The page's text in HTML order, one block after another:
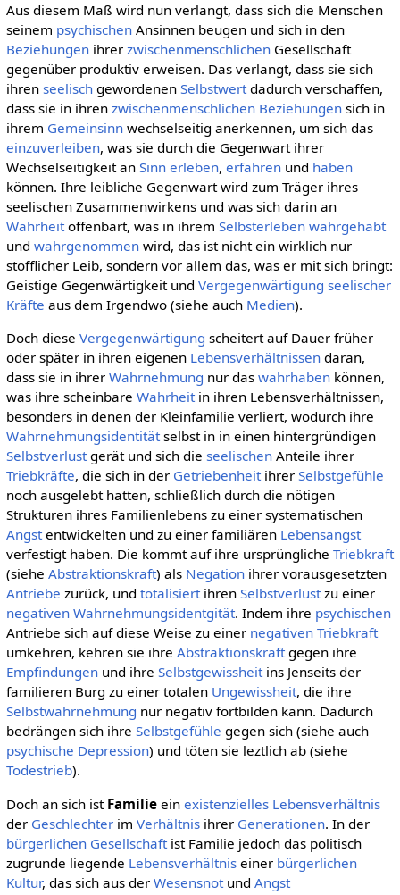
Aus diesem Maß wird nun verlangt, dass sich die Menschen
seinem psychischenAnsinnen beugen und sich in den
Beziehungenihrer zwischenmenschlichenGesellschaft
gegenüber produktiv erweisen. Das verlangt, dass sie sich
ihren seelischgewordenen Selbstwertdadurch verschaffen,
dass sie in ihren zwischenmenschlichen Beziehungensich in
ihrem Gemeinsinnwechselseitig anerkennen, um sich das
einzuverleiben, was sie durch die Gegenwart ihrer
Wechselseitigkeit an Sinn erleben, erfahrenund haben
können. Ihre leibliche Gegenwart wird zum Träger ihres
seelischen Zusammenwirkens und was sich darin an
Wahrheitoffenbart, was in ihrem Selbsterleben wahrgehabt
und wahrgenommenwird, das ist nicht ein wirklich nur
stofflicher Leib, sondern vor allem das, was er mit sich bringt:
Geistige Gegenwärtigkeit und Vergegenwärtigung seelischer
Kräfte aus dem Irgendwo (siehe auch Medien).
Doch diese Vergegenwärtigung scheitert auf Dauer früher
oder später in ihren eigenen Lebensverhältnissendaran,
dass sie in ihrer Wahrnehmung nur das wahrhabenkönnen,
was ihre scheinbare Wahrheitin ihren Lebensverhältnissen,
besonders in denen der Kleinfamilie verliert, wodurch ihre
Wahrnehmungsidentitätselbst in in einen hintergründigen
Selbstverlustgerät und sich die seelischenAnteile ihrer
Triebkräfte, die sich in der Getriebenheitihrer Selbstgefühle
noch ausgelebt hatten, schließlich durch die nötigen
Strukturen ihres Familienlebens zu einer systematischen
Angstentwickelten und zu einer familiären Lebensangst
verfestigt haben. Die kommt auf ihre ursprüngliche Triebkraft
(siehe Abstraktionskraft) als Negationihrer vorausgesetzten
Antriebe zurück, und totalisiertihren Selbstverlustzu einer
negativen Wahrnehmungsidentgität. Indem ihre psychischen
Antriebe sich auf diese Weise zu einer negativen Triebkraft
umkehren, kehren sie ihre Abstraktionskraftgegen ihre
Empfindungenund ihre Selbstgewissheitins Jenseits der
familieren Burg zu einer totalen Ungewissheit, die ihre
Selbstwahrnehmung nur negativ fortbilden kann. Dadurch
bedrängen sich ihre Selbstgefühle gegen sich (siehe auch
psychische Depression) und töten sie leztlich ab (siehe
Todestrieb).
Doch an sich ist Familieein existenzielles Lebensverhältnis
der Geschlechterim Verhältnisihrer Generationen. In der
bürgerlichen Gesellschaftist Familie jedoch das politisch
zugrunde liegende Lebensverhältniseiner bürgerlichen
Kultur, das sich aus der Wesensnotund Angst